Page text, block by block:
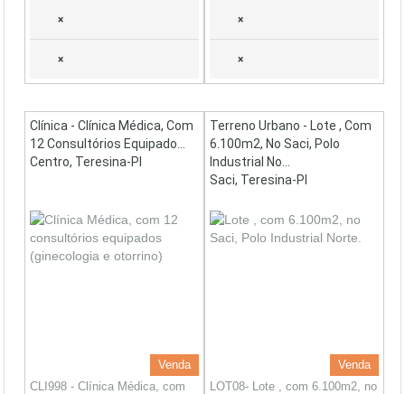
×
×
×
×
Clínica - Clínica Médica, Com
12 Consultórios Equipado...
Centro, Teresina-PI
Venda
CLI998 - Clínica Médica, com
Terreno Urbano - Lote , Com
6.100m2, No Saci, Polo
Industrial No...
Saci, Teresina-PI
Venda
LOT08- Lote , com 6.100m2, no